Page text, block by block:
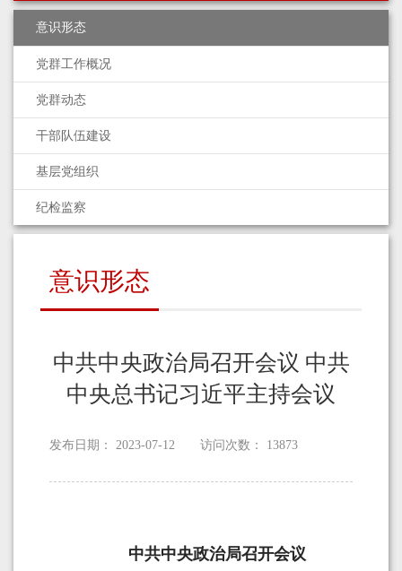
意识形态
党群工作概况
党群动态
干部队伍建设
基层党组织
纪检监察
意识形态
中共中央政治局召开会议 中共
中央总书记习近平主持会议
发布日期： 2023-07-12 访问次数： 13873
中共中央政治局召开会议